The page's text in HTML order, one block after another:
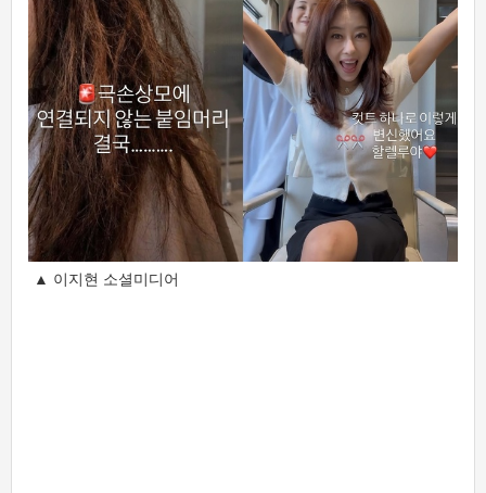
▲ 이지현 소셜미디어